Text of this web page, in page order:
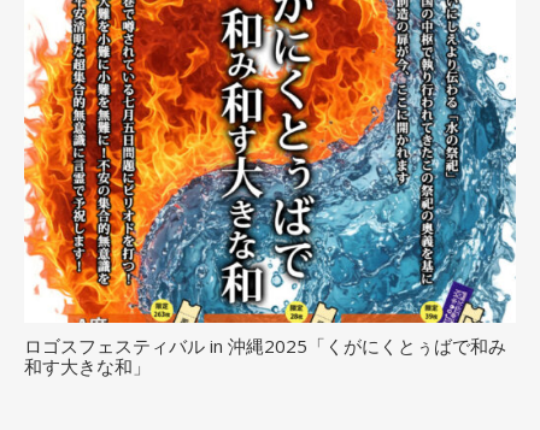
ロゴスフェスティバル in 沖縄2025「くがにくとぅばで和み
和す大きな和」